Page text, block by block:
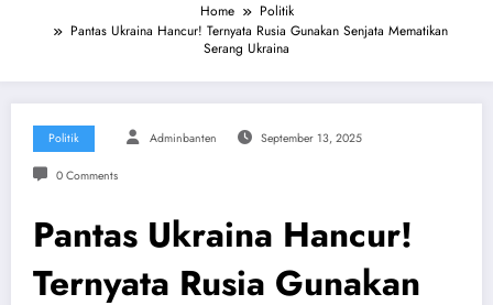
Home
Politik
Pantas Ukraina Hancur! Ternyata Rusia Gunakan Senjata Mematikan
Serang Ukraina
Politik Adminbanten September 13, 2025
0 Comments
Pantas Ukraina Hancur!
Ternyata Rusia Gunakan